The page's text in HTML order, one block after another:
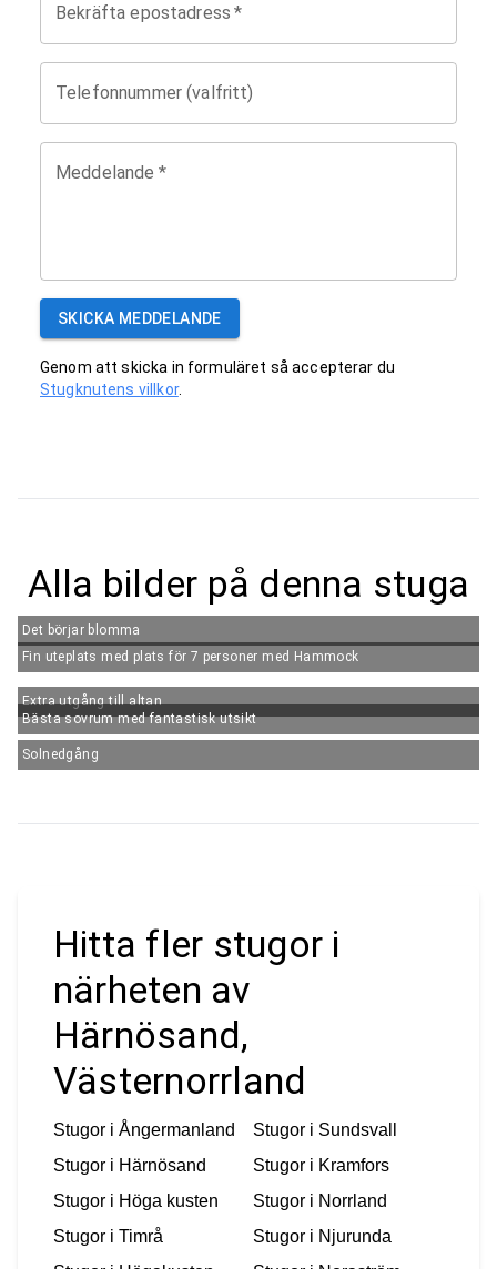
Bekräfta epostadress *
Telefonnummer (valfritt)
Meddelande *
SKICKA MEDDELANDE
Genom att skicka in formuläret så accepterar du
Stugknutens villkor.
Alla bilder på denna stuga
Det börjar blomma
Fin uteplats med plats för 7 personer med Hammock
Extra utgång till altan
Bästa sovrum med fantastisk utsikt
Solnedgång
Hitta fler stugor i
närheten av
Härnösand,
Västernorrland
Stugor i Ångermanland Stugor i Sundsvall
Stugor i Härnösand Stugor i Kramfors
Stugor i Höga kusten Stugor i Norrland
Stugor i Timrå Stugor i Njurunda